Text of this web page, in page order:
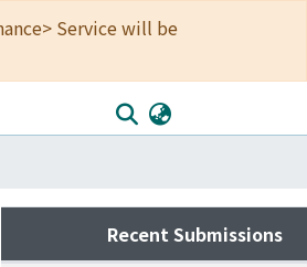
Service will be
Recent Submissions